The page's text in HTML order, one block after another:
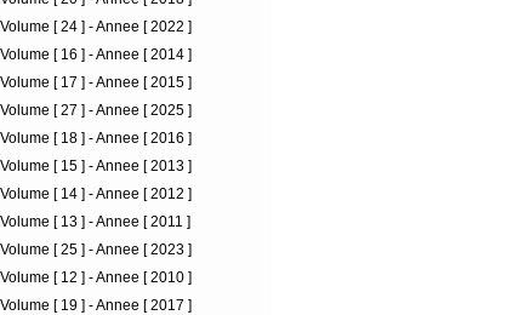
[ 24 ] - Annee [ 2022 ]
[ 16 ] - Annee [ 2014 ]
[ 17 ] - Annee [ 2015 ]
[ 27 ] - Annee [ 2025 ]
[ 18 ] - Annee [ 2016 ]
[ 15 ] - Annee [ 2013 ]
[ 14 ] - Annee [ 2012 ]
[ 13 ] - Annee [ 2011 ]
[ 25 ] - Annee [ 2023 ]
[ 12 ] - Annee [ 2010 ]
[ 19 ] - Annee [ 2017 ]